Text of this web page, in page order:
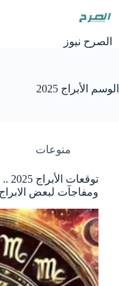
إلى
الصرح نيوز
الوسم الأبراج 2025
منوعات
ومفاجآت لبعض الابراج